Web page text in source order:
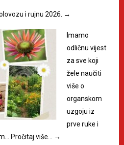
i rujnu 2026. →
Imamo
odličnu vijest
za sve koji
žele naučiti
više o
organskom
uzgoju iz
prve ruke i
Pročitaj više… →